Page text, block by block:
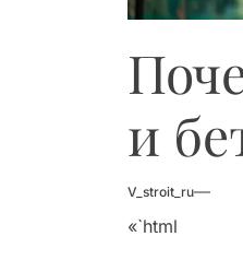
и
V_stroit_ru
«`html